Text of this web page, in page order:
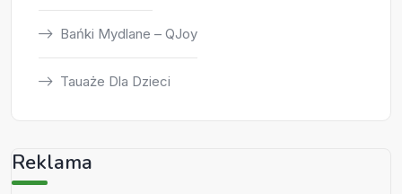
Bańki Mydlane – QJoy
Tauaże Dla Dzieci
Reklama